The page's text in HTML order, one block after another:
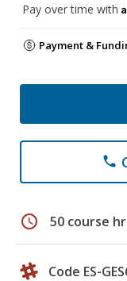
Pay over time with
Payment &
phone
schedule 50 course
Code ES-